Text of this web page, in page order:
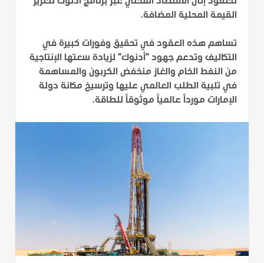
القيمة المحلية المضافة.
تساهم هذه العقود في تحقيق وفورات كبيرة في
التكاليف وتدعم جهود "أدنوك" لزيادة سعتها الإنتاجية
من النفط الخام والغاز منخفض الكربون والمساهمة
في تلبية الطلب العالمي عليها وترسيخ مكانة دولة
الإمارات مورداً عالمياً موثوقاً للطاقة.